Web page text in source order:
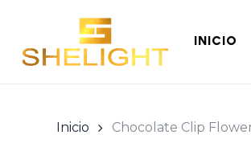
main
content
INICIO
Inicio Chocolate Clip